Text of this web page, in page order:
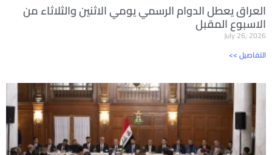
العراق يعطل الدوام الرسمي يومي الاثنين والثلاثاء من
الاسبوع المقبل
July 26, 2026
<< التفاصيل